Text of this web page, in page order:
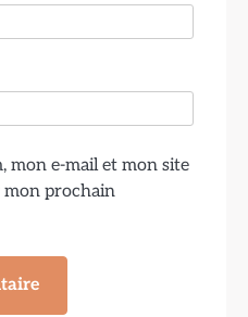
mon e-mail et mon site
mon prochain